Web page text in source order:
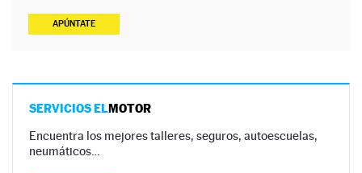
APÚNTATE
SERVICIOS ELMOTOR
Encuentra los mejores talleres, seguros, autoescuelas,
neumáticos…